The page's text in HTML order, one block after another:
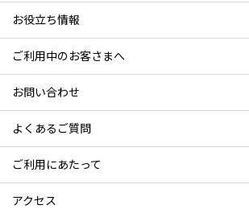
お役立ち情報
ご利用中のお客さまへ
お問い合わせ
よくあるご質問
ご利用にあたって
アクセス